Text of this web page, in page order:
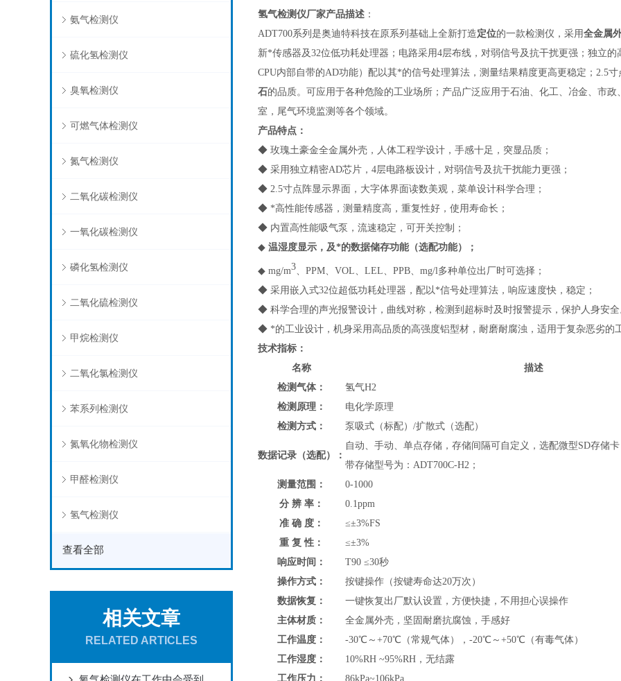
氨气检测仪
硫化氢检测仪
臭氧检测仪
可燃气体检测仪
氮气检测仪
二氧化碳检测仪
一氧化碳检测仪
磷化氢检测仪
二氧化硫检测仪
甲烷检测仪
二氧化氯检测仪
苯系列检测仪
氮氧化物检测仪
甲醛检测仪
氢气检测仪
查看全部
相关文章
RELATED ARTICLES
氢气检测仪厂家产品描述 ：
ADT700系列 是奥迪特科技在原系列基础上全新打造定位的一款检测仪，采用全金属
新*传感器及32位低功耗处理器；电路采用4层布线，对弱信号及抗干扰更强；独立
CPU内部自带的AD功能）配以其*的信号处理算法，测量结果精度更高更稳定；2.5
石的品质。可应用于各种危险的工业场所；产品广泛应用于石油、化工、冶金、市政
室，尾气环境监测 等各个领域。
产品特点 ：
◆ 玫瑰土豪金全金属外壳，人体工程学设计，手感十足，突显品质；
◆ 采用独立精密AD芯片，4层电路板设计，对弱信号及抗干扰能力更强；
◆ 2.5寸点阵显示界面，大字体界面读数美观，菜单设计科学合理；
◆ *高性能传感器，测量精度高，重复性好，使用寿命长；
◆ 内置高性能吸气泵，流速稳定，可开关控制；
◆ 温湿度显示，及*的数据储存功能（选配功能）；
◆ mg/m3 、PPM、VOL、LEL、PPB、mg/l多种单位出厂时可选择；
◆ 采用嵌入式32位超低功耗处理器，配以*信号处理算法，响应速度快，稳定；
◆ 科学合理的声光报警设计，曲线对称，检测到超标时及时报警提示，保护人身安全
◆ *的工业设计，机身采用高品质的高强度铝型材，耐磨耐腐浊，适用于复杂恶劣的
技术指标 ：
名称
描述
检测气体：
氢气H2
检测原理：
电化学原理
检测方式：
泵吸式（标配）/扩散式（选配）
数据记录（选配）：
自动、手动、单点存储，存储间隔可自定义，选配微型SD存储卡
带存储型号为：ADT700C-H2；
测量范围：
0-1000
分 辨 率：
0.1ppm
准 确 度：
≤±3%FS
重 复 性：
≤±3%
响应时间：
T90 ≤30秒
操作方式：
按键操作（按键寿命达20万次）
数据恢复：
一键恢复出厂默认设置，方便快捷，不用担心误操作
主体材质：
全金属外壳 ，坚固耐磨抗腐蚀，手感好
工作温度：
-30℃～+70℃（常规气体），-20℃～+50℃（有毒气体）
工作湿度：
10%RH ~95%RH，无结露
工作压力：
86kPa~106kPa